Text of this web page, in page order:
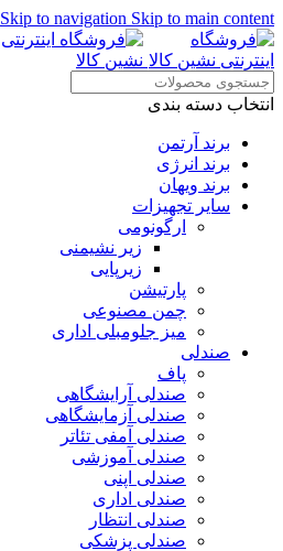
Skip to navigation Skip to main content
انتخاب دسته بندی
برند آرتمن
برند انرژی
برند ویهان
سایر تجهیزات
ارگونومی
زیر نشیمنی
زیرپایی
پارتیشن
چمن مصنوعی
میز جلومبلی اداری
صندلی
پاف
صندلی آرایشگاهی
صندلی آزمایشگاهی
صندلی آمفی تئاتر
صندلی آموزشی
صندلی اپنی
صندلی اداری
صندلی انتظار
صندلی پزشکی